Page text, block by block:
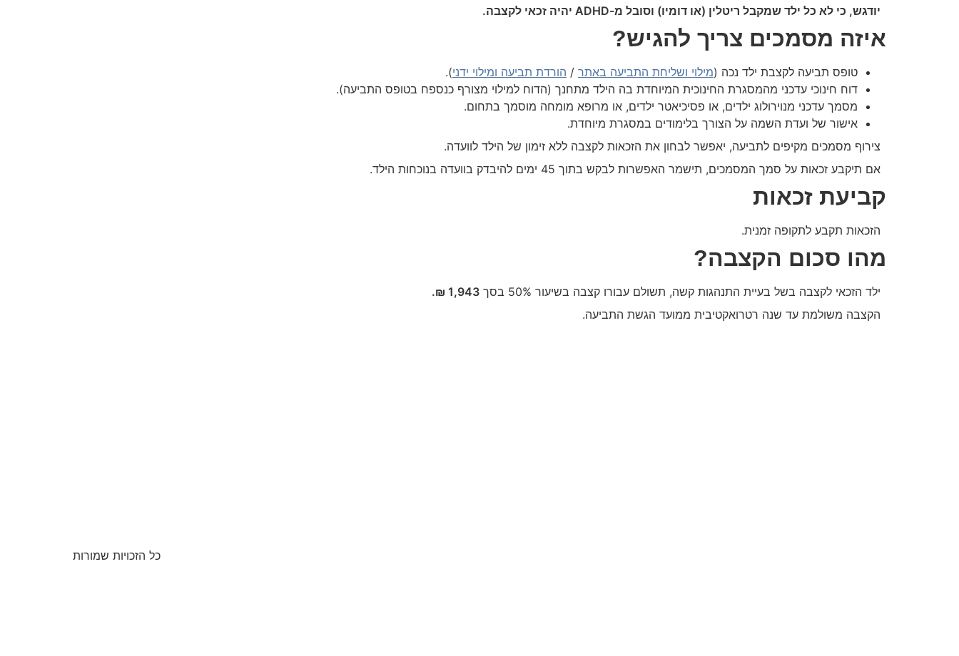
יודגש, כי לא כל ילד שמקבל ריטלין (או דומיו) וסובל מ-ADHD יהיה זכאי לקצבה.
איזה מסמכים צריך להגיש?
טופס תביעה לקצבת ילד נכה (מילוי ושליחת התביעה באתר / הורדת תביעה ומילוי ידני).
דוח חינוכי עדכני מהמסגרת החינוכית המיוחדת בה הילד מתחנך (הדוח למילוי מצורף כנספח בטופס התביעה).
מסמך עדכני מנוירולוג ילדים, או פסיכיאטר ילדים, או מרופא מומחה מוסמך בתחום.
אישור של ועדת השמה על הצורך בלימודים במסגרת מיוחדת.
צירוף מסמכים מקיפים לתביעה, יאפשר לבחון את הזכאות לקצבה ללא זימון של הילד לוועדה.
אם תיקבע זכאות על סמך המסמכים, תישמר האפשרות לבקש בתוך 45 ימים להיבדק בוועדה בנוכחות הילד.
קביעת זכאות
הזכאות תקבע לתקופה זמנית.
מהו סכום הקצבה?
ילד הזכאי לקצבה בשל בעיית התנהגות קשה, תשולם עבורו קצבה בשיעור 50% בסך
1,943 ₪.
הקצבה משולמת עד שנה רטרואקטיבית ממועד הגשת התביעה.
כל הזכויות שמורות